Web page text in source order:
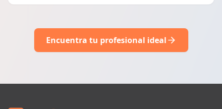
Encuentra tu profesional ideal